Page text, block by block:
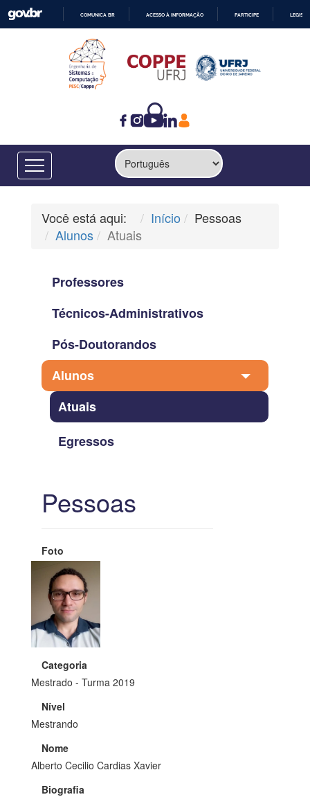
CONTEÚDO
COMUNICA BR ACESSO À INFORMAÇÃO PARTICIPE
Você está aqui: Início
Pessoas
Alunos
Atuais
Professores
Técnicos-Administrativos
Pós-Doutorandos
Alunos
Atuais
Egressos
Pessoas
Foto
Categoria
Mestrado - Turma 2019
Nível
Mestrando
Nome
Alberto Cecilio Cardias Xavier
Biografia